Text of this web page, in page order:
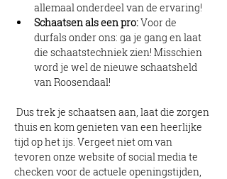
allemaal onderdeel van de ervaring!
Schaatsen als een pro: Voor de
durfals onder ons: ga je gang en laat
die schaatstechniek zien! Misschien
word je wel de nieuwe schaatsheld
van Roosendaal!
thuis en kom genieten van een heerlijke
tijd op het ijs. Vergeet niet om van
tevoren onze website of social media te
checken voor de actuele openingstijden,